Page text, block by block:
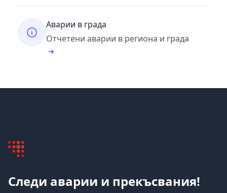
Аварии в града
Отчетени аварии в региона и града
Следи аварии и прекъсвания!